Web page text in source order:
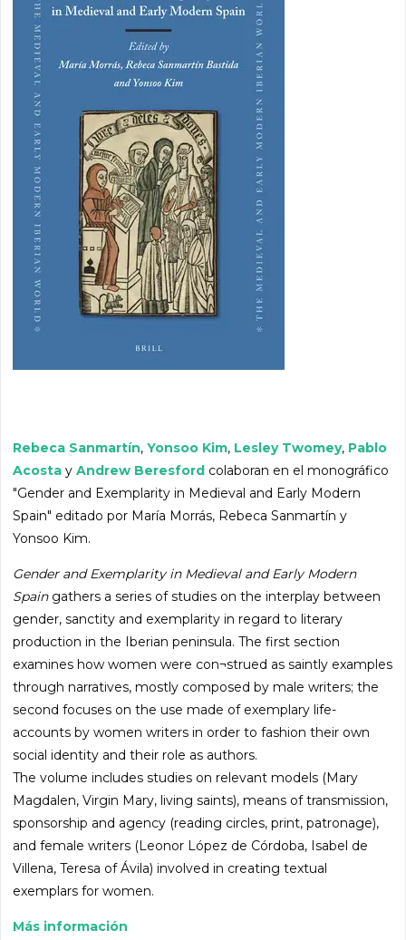
Rebeca Sanmartín,Yonsoo Kim, Lesley Twomey, Pablo
Acosta y Andrew Beresford colaboran en el monográfico
"Gender and Exemplarity in Medieval and Early Modern
Spain" editado por María Morrás, Rebeca Sanmartín y
Yonsoo Kim.
Gender and Exemplarity in Medieval and Early Modern
Spaingathers a series of studies on the interplay between
gender, sanctity and exemplarity in regard to literary
production in the Iberian peninsula. The first section
examines how women were con¬strued as saintly examples
through narratives, mostly composed by male writers; the
second focuses on the use made of exemplary life-
accounts by women writers in order to fashion their own
social identity and their role as authors.
The volume includes studies on relevant models (Mary
Magdalen, Virgin Mary, living saints), means of transmission,
sponsorship and agency (reading circles, print, patronage),
and female writers (Leonor López de Córdoba, Isabel de
Villena, Teresa of Ávila) involved in creating textual
exemplars for women.
Más información